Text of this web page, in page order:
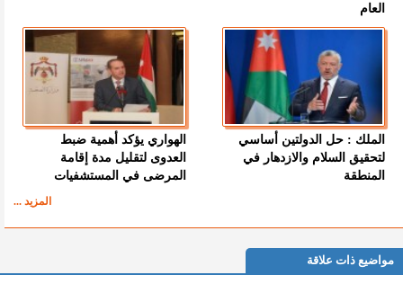
العام
الملك : حل الدولتين أساسي
لتحقيق السلام والازدهار في
المنطقة
الهواري يؤكد أهمية ضبط
العدوى لتقليل مدة إقامة
المرضى في المستشفيات
المزيد ...
مواضيع ذات علاقة